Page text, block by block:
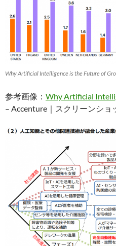
Why Artificial Intelligence is the Future of
参考画像： Why Artificial
– Accenture｜スクリーンショ